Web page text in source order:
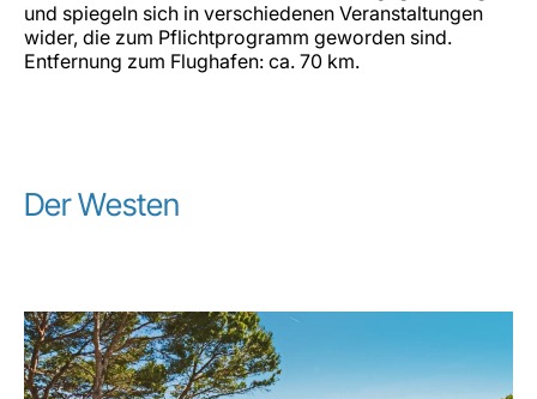
und spiegeln sich in verschiedenen Veranstaltungen
wider, die zum Pflichtprogramm geworden sind.
Entfernung zum Flughafen: ca. 70 km.
Der Westen